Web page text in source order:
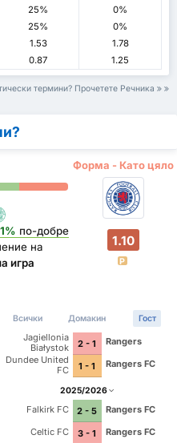
25%
0%
25%
0%
1.53
1.78
0.87 1.25
термини? Прочетете Речника
Форма - Като цяло
по-добре
на
игра
1.10
P
Всички Домакин Гост
Jagiellonia
Białystok
2 - 1
Rangers
Dundee United
FC
1 - 1 Rangers FC
2025/2026
Falkirk FC 2 - 5
Rangers FC
Celtic FC
3 - 1
Rangers FC